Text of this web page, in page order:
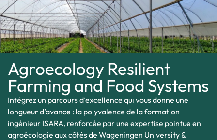
Agroecology Resilient
Farming and Food Systems
Intégrez un parcours d’excellence qui vous donne une
longueur d’avance : la polyvalence de la formation
ingénieur ISARA, renforcée par une expertise pointue en
agroécologie aux côtés de Wageningen University &